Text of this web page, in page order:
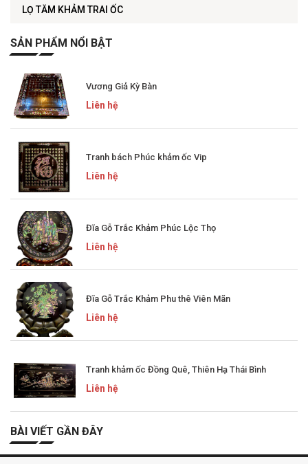
LỌ TĂM KHẢM TRAI ỐC
SẢN PHẨM NỔI BẬT
Vương Giả Kỳ Bàn
Liên hệ
Tranh bách Phúc khảm ốc Vip
Liên hệ
Đĩa Gỗ Trắc Khảm Phúc Lộc Thọ
Liên hệ
Đĩa Gỗ Trắc Khảm Phu thê Viên Mãn
Liên hệ
Tranh khảm ốc Đồng Quê, Thiên Hạ Thái Bình
Liên hệ
BÀI VIẾT GẦN ĐÂY